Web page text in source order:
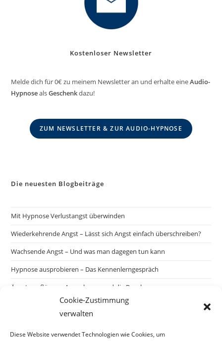
Cookie-Zustimmung
verwalten
Diese Website verwendet Technologien wie Cookies, um
Kostenloser Newsletter
Melde dich für 0€ zu meinem Newsletter an und erhalte eineAudio-
HypnosealsGeschenkdazu!
ZUM NEWSLETTER & ZUR AUDIO-HYPNOSE
Die neuesten Blogbeiträge
Mit Hypnose Verlustangst überwinden
Wiederkehrende Angst – Lässt sich Angst einfach überschreiben?
Wachsende Angst – Und was man dagegen tun kann
Hypnose ausprobieren – Das Kennenlerngespräch
Ängste auflösen – Ausnahmen und die Regel